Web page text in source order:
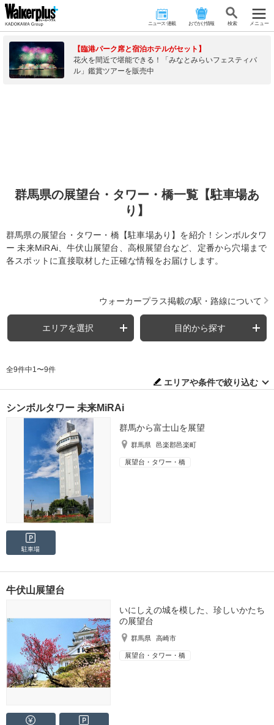
ニュース･連載 おでかけ情報 検 索 メニュー
【臨港パーク席と宿泊ホテルがセット】
花火を間近で堪能できる！「みなとみらいフェスティバ
ル」鑑賞ツアーを販売中
群馬県の展望台・タワー・橋一覧【駐車場あ
り】
群馬県の展望台・タワー・橋【駐車場あり】を紹介！シンボルタワ
ー 未来MiRAi、牛伏山展望台、高根展望台など、定番から穴場まで
各スポットに直接取材した正確な情報をお届けします。
ウォーカープラス掲載の駅・路線について
エリアを選択 目的から探す
全9件中1〜9件
エリアや条件で絞り込む
シンボルタワー 未来MiRAi
群馬から富士山を展望
群馬県 邑楽郡邑楽町
展望台・タワー・橋
駐車場
牛伏山展望台
いにしえの城を模した、珍しいかたち
の展望台
群馬県 高崎市
展望台・タワー・橋